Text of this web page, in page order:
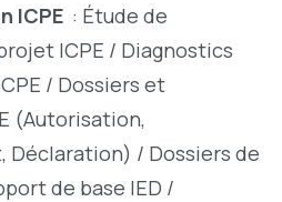
ICPE : Étude de
ICPE / Diagnostics
/ Dossiers et
(Autorisation,
Déclaration) / Dossiers de
de base IED /